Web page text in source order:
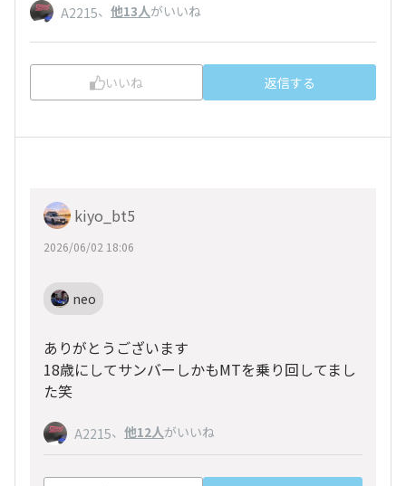
A2215、 他13人がいいね
いいね 返信する
kiyo_bt5
2026/06/02 18:06
neo
ありがとうございます
18歳にしてサンバーしかもMTを乗り回してまし
た笑
A2215、 他12人がいいね